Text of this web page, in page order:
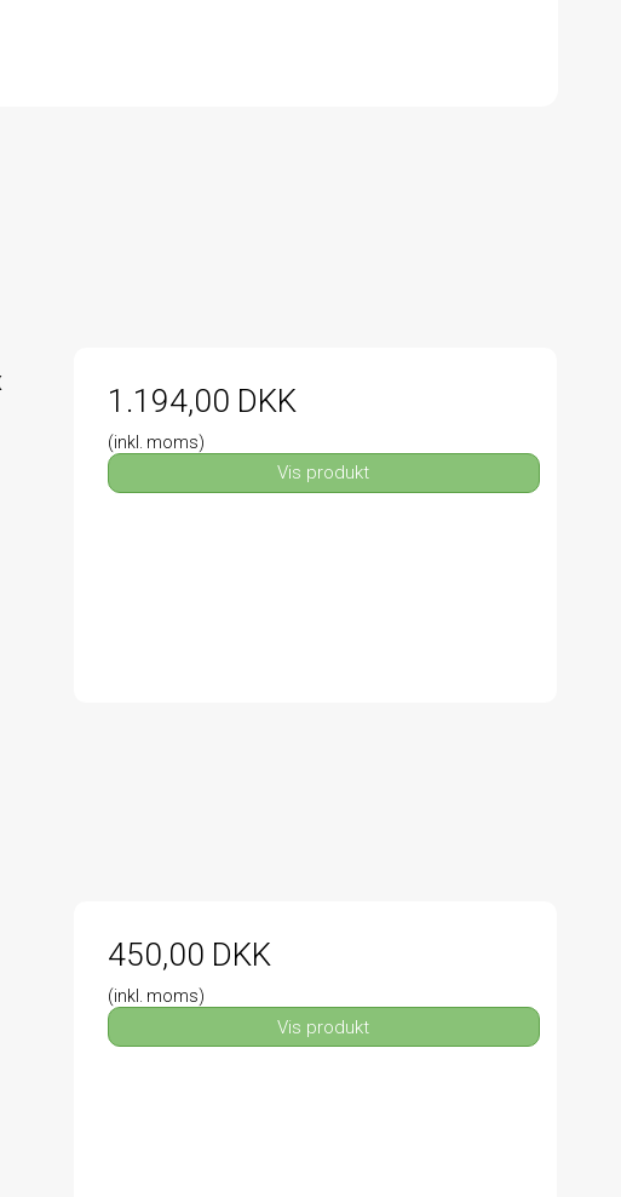
1.194,00 DKK
(inkl. moms)
Vis produkt
450,00 DKK
(inkl. moms)
Vis produkt